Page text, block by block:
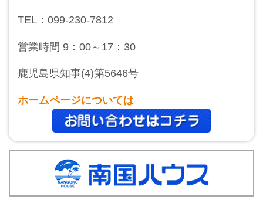
TEL：099-230-7812
営業時間 9：00～17：30
鹿児島県知事(4)第5646号
ホームページについては